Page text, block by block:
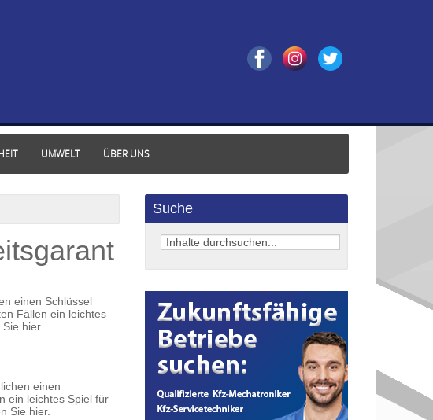
UMWELT ÜBER UNS
einen Schlüssel
Fällen ein leichtes
hier.
einen
ein leichtes Spiel für
Sie hier.
Suche